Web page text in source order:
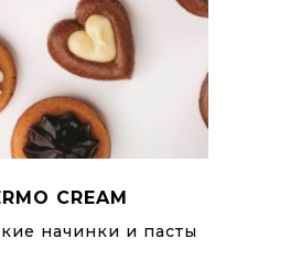
CREAM
начинки и пасты